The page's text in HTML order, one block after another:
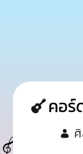
คอร์